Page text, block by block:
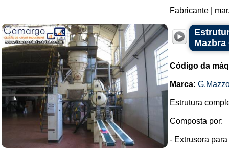
Fabricante |
Código da
Marca:
Estrutura
Composta por:
- Extrusora